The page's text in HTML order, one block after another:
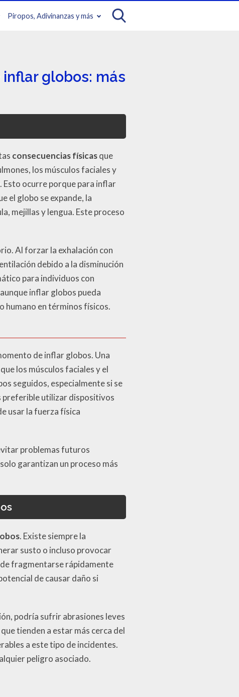
Piropos, Adivinanzas y más
globos: más
consecuencias físicasque
los músculos faciales y
Esto ocurre porque para inflar
el globo se expande, la
mejillas y lengua. Este proceso
Al forzar la exhalación con
debido a la disminución
para individuos con
inflar globos pueda
humano en términos físicos.
de inflar globos. Una
los músculos faciales y el
seguidos, especialmente si se
preferible utilizar dispositivos
usar la fuerza física
problemas futuros
garantizan un proceso más
. Existe siempre la
susto o incluso provocar
fragmentarse rápidamente
de causar daño si
podría sufrir abrasiones leves
tienden a estar más cerca del
a este tipo de incidentes.
peligro asociado.